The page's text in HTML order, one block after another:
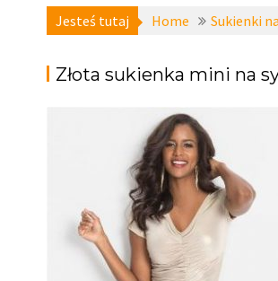
Jesteś tutaj Home Sukienki
Złota sukienka mini na